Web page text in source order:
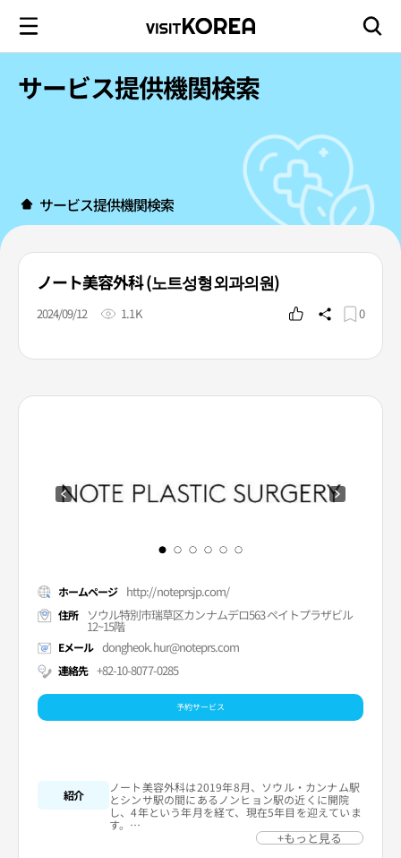
サービス提供機関検索
サービス提供機関検索
ノート美容外科 (노트성형외과의원)
2024/09/12 1.1K 0
ホームページ http://noteprsjp.com/
住所 ソウル特別市瑞草区カンナムデロ563 ペイトプラザビル
12~15階
Eメール dongheok.hur@noteprs.com
連絡先 +82-10-8077-0285
予約サービス
紹介
ノート美容外科は2019年8月、ソウル・カンナム駅
とシンサ駅の間にあるノンヒョン駅の近くに開院
し、4年という年月を経て、現在5年目を迎えていま
す。
2024年7月には、バスト＆ボディラインセンターと
フェイスラインセンターを拡張オープンしました。
+もっと見る